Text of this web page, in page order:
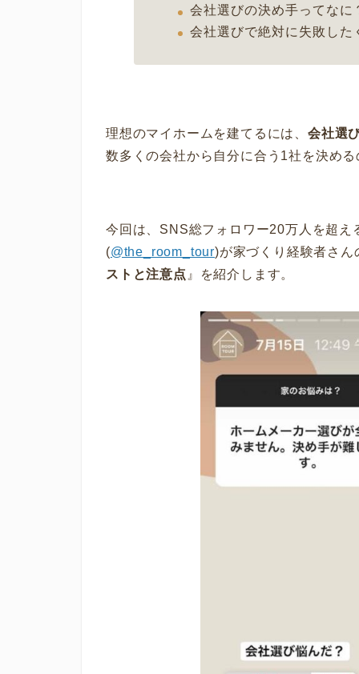
会社選びの決め手ってなに
会社選びで絶対に失敗した
理想のマイホームを建てるには、 会社選
数多くの会社から自分に合う1社を決め
今回は、SNS総フォロワー20万人を超
(@the_room_tour)が家づくり経験者さん
ストと注意点 』を紹介します。